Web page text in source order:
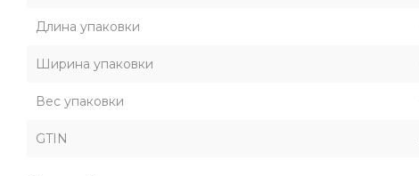
Длина упаковки
Ширина упаковки
Вес упаковки
GTIN